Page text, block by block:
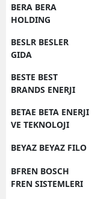
BERA BERA
HOLDING
BESLR BESLER
GIDA
BESTE BEST
BRANDS ENERJI
BETAE BETA ENERJI
VE TEKNOLOJI
BEYAZ BEYAZ FILO
BFREN BOSCH
FREN SISTEMLERI